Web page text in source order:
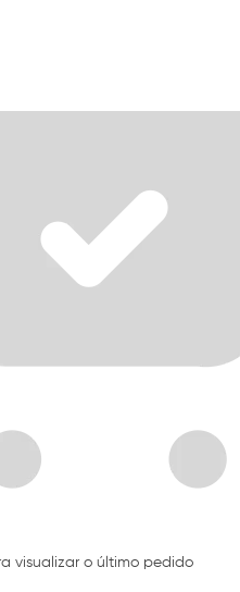
visualizar o último pedido